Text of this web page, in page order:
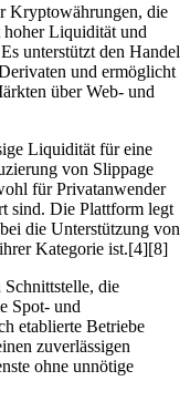
Kryptowährungen, die
hoher Liquidität und
unterstützt den Handel
und ermöglicht
über Web- und
Liquidität für eine
von Slippage
für Privatanwender
sind. Die Plattform legt
die Unterstützung von
Kategorie ist.[4][8]
die
Spot- und
etablierte Betriebe
zuverlässigen
ohne unnötige